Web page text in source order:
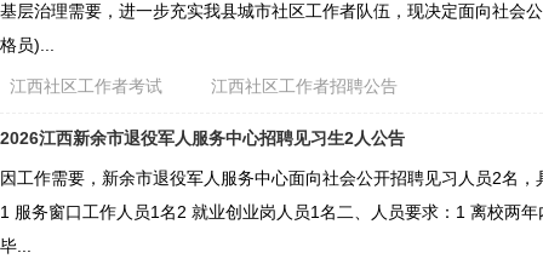
基层治理需要，进一步充实我县城市社区工作者队伍，现决定面向社会
格员)...
江西社区工作者考试 江西社区工作者招聘公告
2026江西新余市退役军人服务中心招聘见习生2人公告
因工作需要，新余市退役军人服务中心面向社会公开招聘见习人员2名
1 服务窗口工作人员1名2 就业创业岗人员1名二、人员要求：1 离校两
毕...